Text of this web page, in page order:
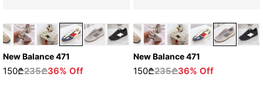
New Balance 471
150₾235₾36% Off
New Balance 471
150₾235₾36% Off